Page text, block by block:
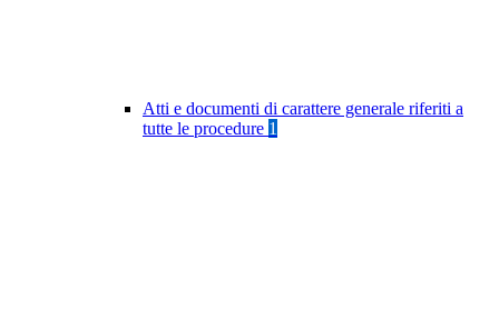
Atti e documenti di carattere generale riferiti a
tutte le procedure 1